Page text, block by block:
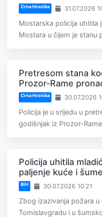
Crna Hronika 31.07.2026
Mostarska policija uhitila
Mostara u čijem je stanu
Pretresom stana
Prozor-Rame
Crna Hronika 30.07.2026
Policija je u srijedu u
godišnjak iz Prozor-
Policija uhitila
paljenje kuće i
BiH 30.07.2026 10:21
Zbog izazivanja požara
Tomislavgradu i u